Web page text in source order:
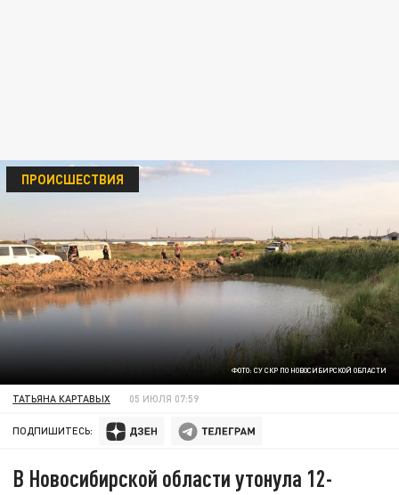
ФОТО: СУ СКР ПО НОВОСИБИРСКОЙ ОБЛАСТИ
ПРОИСШЕСТВИЯ
ТАТЬЯНА КАРТАВЫХ 05 ИЮЛЯ 07:59
ПОДПИШИТЕСЬ:
В Новосибирской области утонула 12-